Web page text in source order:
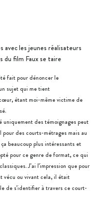
avec les jeunes réalisateurs
du film Faux se taire
fait pour dénoncer le
sujet qui me tient
étant moi-même victime de
uniquement des témoignages peut
des courts-métrages mais au
beaucoup plus intéressants et
pour ce genre de format, ce qui
J’ai l’impression que pour
vécu ou vivant cela, il était
de s’identifier à travers ce court-